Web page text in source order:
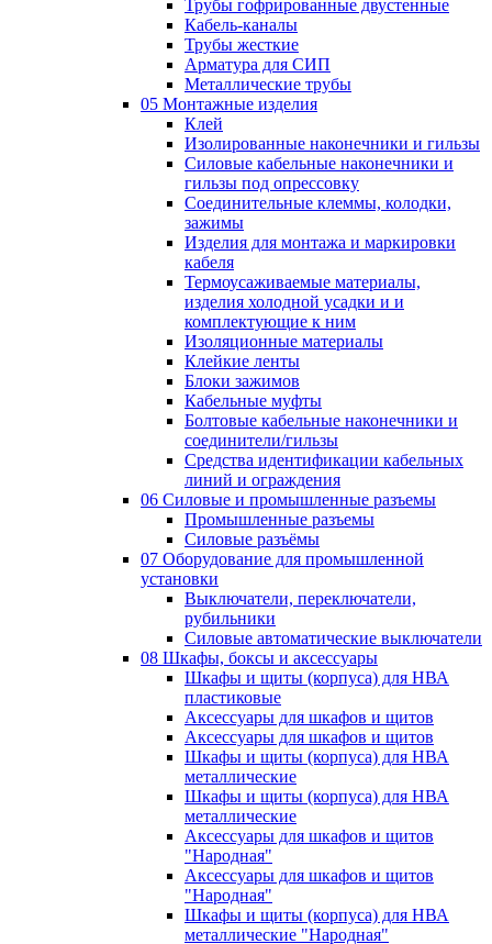
Трубы гофрированные двустенные
Кабель-каналы
Трубы жесткие
Арматура для СИП
Металлические трубы
05 Монтажные изделия
Клей
Изолированные наконечники и гильзы
Силовые кабельные наконечники и
гильзы под опрессовку
Соединительные клеммы, колодки,
зажимы
Изделия для монтажа и маркировки
кабеля
Термоусаживаемые материалы,
изделия холодной усадки и и
комплектующие к ним
Изоляционные материалы
Клейкие ленты
Блоки зажимов
Кабельные муфты
Болтовые кабельные наконечники и
соединители/гильзы
Средства идентификации кабельных
линий и ограждения
06 Силовые и промышленные разъемы
Промышленные разъемы
Силовые разъёмы
07 Оборудование для промышленной
установки
Выключатели, переключатели,
рубильники
Силовые автоматические выключатели
08 Шкафы, боксы и аксессуары
Шкафы и щиты (корпуса) для НВА
пластиковые
Аксессуары для шкафов и щитов
Аксессуары для шкафов и щитов
Шкафы и щиты (корпуса) для НВА
металлические
Шкафы и щиты (корпуса) для НВА
металлические
Аксессуары для шкафов и щитов
"Народная"
Аксессуары для шкафов и щитов
"Народная"
Шкафы и щиты (корпуса) для НВА
металлические "Народная"